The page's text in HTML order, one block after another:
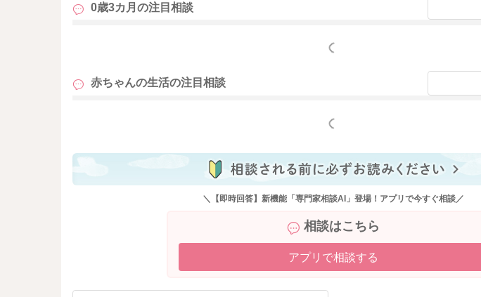
0歳3カ月の注目相談
もっと見る
赤ちゃんの生活の注目相談
もっと見る
＼【即時回答】新機能「専門家相談AI」登場！アプリで今すぐ相談／
相談はこちら
アプリで相談する